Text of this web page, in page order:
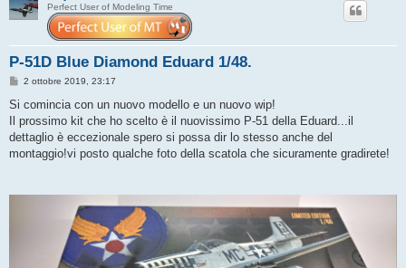
Perfect User of Modeling Time
P-51D Blue Diamond Eduard 1/48.
M
a
g
i
2 ottobre 2019, 23:17
Si comincia con un nuovo modello e un nuovo wip!
Il prossimo kit che ho scelto è il nuovissimo P-51 della Eduard...il
dettaglio è eccezionale spero si possa dir lo stesso anche del
montaggio!vi posto qualche foto della scatola che sicuramente gradirete!